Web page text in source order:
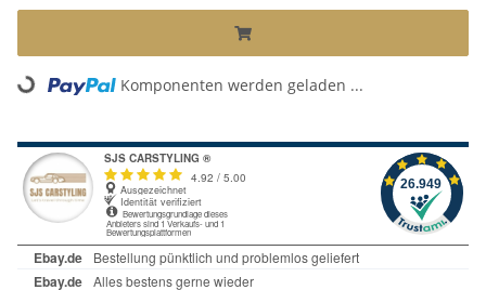
Loading... Komponenten werden geladen ...